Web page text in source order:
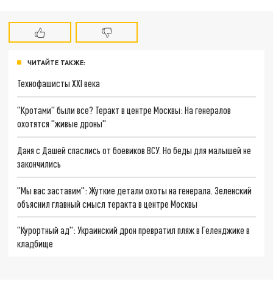
ЧИТАЙТЕ ТАКЖЕ:
Технофашисты XXI века
"Кротами" были все? Теракт в центре Москвы: На генералов
охотятся "живые дроны"
Даня с Дашей спаслись от боевиков ВСУ. Но беды для малышей не
закончились
"Мы вас заставим": Жуткие детали охоты на генерала. Зеленский
объяснил главный смысл теракта в центре Москвы
"Курортный ад": Украинский дрон превратил пляж в Геленджике в
кладбище